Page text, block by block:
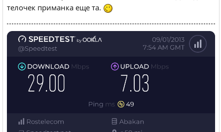
телочек приманка еще та.